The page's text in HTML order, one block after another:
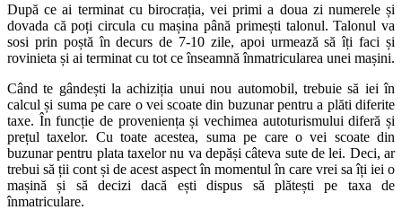
După ce ai terminat cu birocrația, vei primi a doua zi numerele și
dovada că poți circula cu mașina până primești talonul. Talonul va
sosi prin poștă în decurs de 7-10 zile, apoi urmează să îți faci și
rovinieta și ai terminat cu tot ce înseamnă înmatricularea unei mașini.
Când te gândești la achiziția unui nou automobil, trebuie să iei în
calcul și suma pe care o vei scoate din buzunar pentru a plăti diferite
taxe. În funcție de proveniența și vechimea autoturismului diferă și
prețul taxelor. Cu toate acestea, suma pe care o vei scoate din
buzunar pentru plata taxelor nu va depăși câteva sute de lei. Deci, ar
trebui să ții cont și de acest aspect în momentul în care vrei sa îți iei o
mașină și să decizi dacă ești dispus să plătești pe taxa de
înmatriculare.